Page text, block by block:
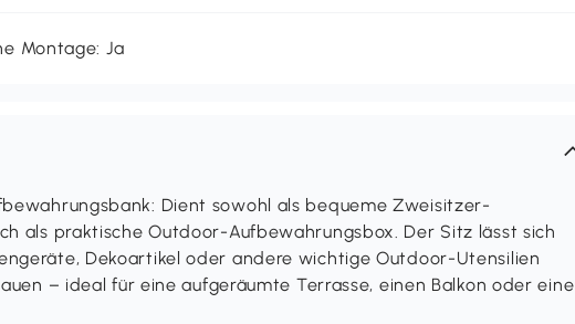
Montage: Ja
Dient sowohl als bequeme Zweisitzer-
als praktische Outdoor-Aufbewahrungsbox. Der Sitz lässt sich
Dekoartikel oder andere wichtige Outdoor-Utensilien
– ideal für eine aufgeräumte Terrasse, einen Balkon oder eine